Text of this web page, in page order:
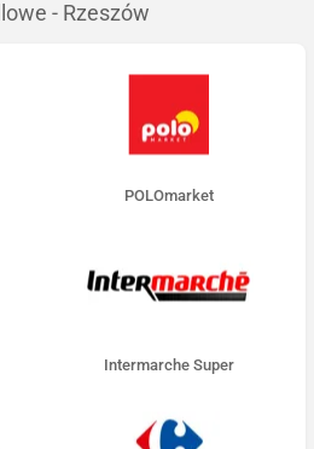
- Rzeszów
POLOmarket
Intermarche Super